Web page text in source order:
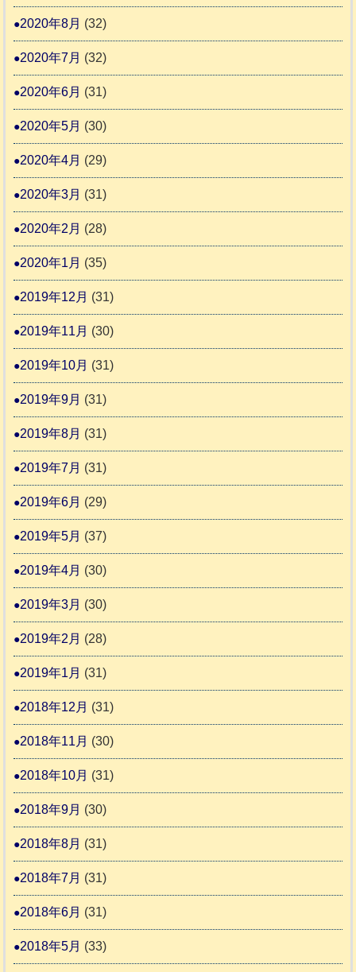
2020年8月 (32)
2020年7月 (32)
2020年6月 (31)
2020年5月 (30)
2020年4月 (29)
2020年3月 (31)
2020年2月 (28)
2020年1月 (35)
2019年12月 (31)
2019年11月 (30)
2019年10月 (31)
2019年9月 (31)
2019年8月 (31)
2019年7月 (31)
2019年6月 (29)
2019年5月 (37)
2019年4月 (30)
2019年3月 (30)
2019年2月 (28)
2019年1月 (31)
2018年12月 (31)
2018年11月 (30)
2018年10月 (31)
2018年9月 (30)
2018年8月 (31)
2018年7月 (31)
2018年6月 (31)
2018年5月 (33)